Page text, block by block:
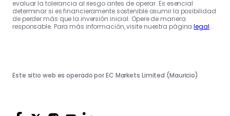
evaluar la tolerancia al riesgo antes de operar. Es esencial
determinar si es financieramente sostenible asumir la posibilidad
de perder más que la inversión inicial. Opere de manera
responsable. Para más información, visite nuestra páginalegal.
Este sitio web es operado por EC Markets Limited (Mauricio)